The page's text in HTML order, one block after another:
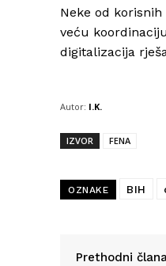
Neke od
veću
digitalizacija
Autor: I.K.
IZVOR FENA
OZNAKE BIH
Prethodni